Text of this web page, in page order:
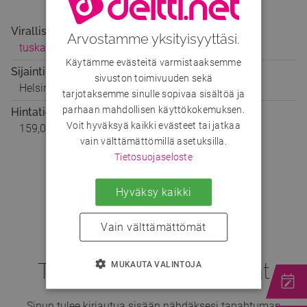
Viralliset sivut
tuska.fi
Sijainti
Helsinki, Suvilahti
Parrukatu 2-4, Helsinki
Hintatiedot
159,00 € –249,00 €
Mitä mieltä kaverisi ovat?
Jaa sivu ja kysy: Facebook
Tapahtuman osallistujat
Arvostamme yksityisyyttäsi.
Käytämme evästeitä varmistaaksemme
sivuston toimivuuden sekä
tarjotaksemme sinulle sopivaa sisältöä ja
parhaan mahdollisen käyttökokemuksen.
Voit hyväksyä kaikki evästeet tai jatkaa
vain välttämättömillä asetuksilla.
Tietosuojaseloste
Hyväksy kaikki
Vain välttämättömät
MUKAUTA VALINTOJA